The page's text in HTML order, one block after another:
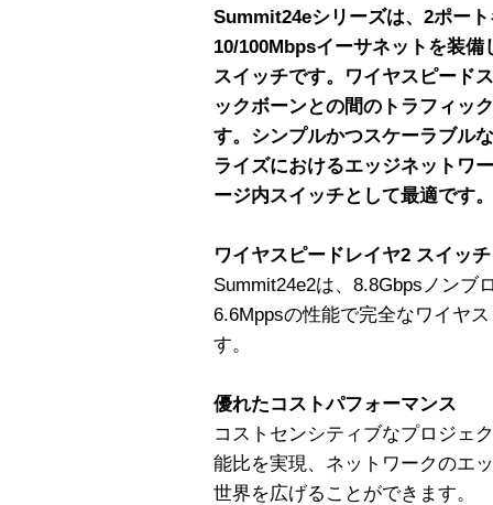
Summit24eシリーズは、2ポー
10/100Mbpsイーサネットを装
スイッチです。ワイヤスピード
ックボーンとの間のトラフィッ
す。シンプルかつスケーラブル
ライズにおけるエッジネットワ
ージ内スイッチとして最適です。
ワイヤスピードレイヤ2 スイッ
Summit24e2は、8.8Gbpsノンブ
6.6Mppsの性能で完全なワイヤ
す。
優れたコストパフォーマンス
コストセンシティブなプロジェ
能比を実現、ネットワークのエ
世界を広げることができます。